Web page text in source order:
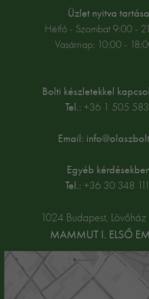
Üzlet nyitva
Hétfő - Szombat 9:00 -
Vasárnap: 10:00 -
Bolti készletekkel
Tel.: +36 1 505
Email:
Egyéb
Tel.: +36 30 348
1024 Budapest,
MAMMUT I. ELSŐ